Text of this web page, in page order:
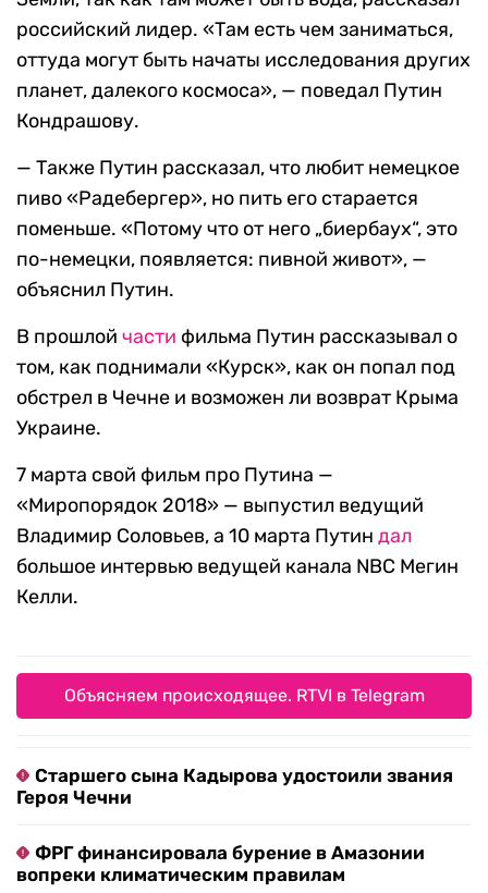
российский лидер. «Там есть чем заниматься,
оттуда могут быть начаты исследования других
планет, далекого космоса», — поведал Путин
Кондрашову.
— Также Путин рассказал, что любит немецкое
пиво «Радебергер», но пить его старается
поменьше. «Потому что от него „биербаух“, это
по-немецки, появляется: пивной живот», —
объяснил Путин.
В прошлой части фильма Путин рассказывал о
том, как поднимали «Курск», как он попал под
обстрел в Чечне и возможен ли возврат Крыма
Украине.
7 марта свой фильм про Путина —
«Миропорядок 2018» — выпустил ведущий
Владимир Соловьев, а 10 марта Путин дал
большое интервью ведущей канала NBC Мегин
Келли.
Объясняем происходящее. RTVI в Telegram
Старшего сына Кадырова удостоили звания
Героя Чечни
ФРГ финансировала бурение в Амазонии
вопреки климатическим правилам